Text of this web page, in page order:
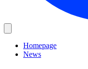
Homepage
News